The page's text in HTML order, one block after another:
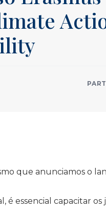
que anunciamos o
é essencial capacitar